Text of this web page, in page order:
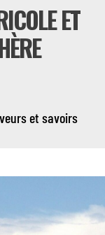
ET
et savoirs